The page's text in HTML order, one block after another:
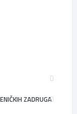
ZADRUGA